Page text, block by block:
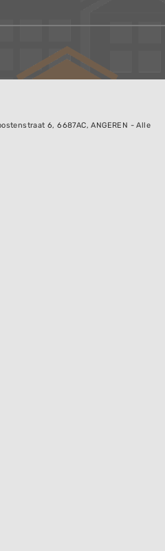
6, 6687AC, ANGEREN - Alle